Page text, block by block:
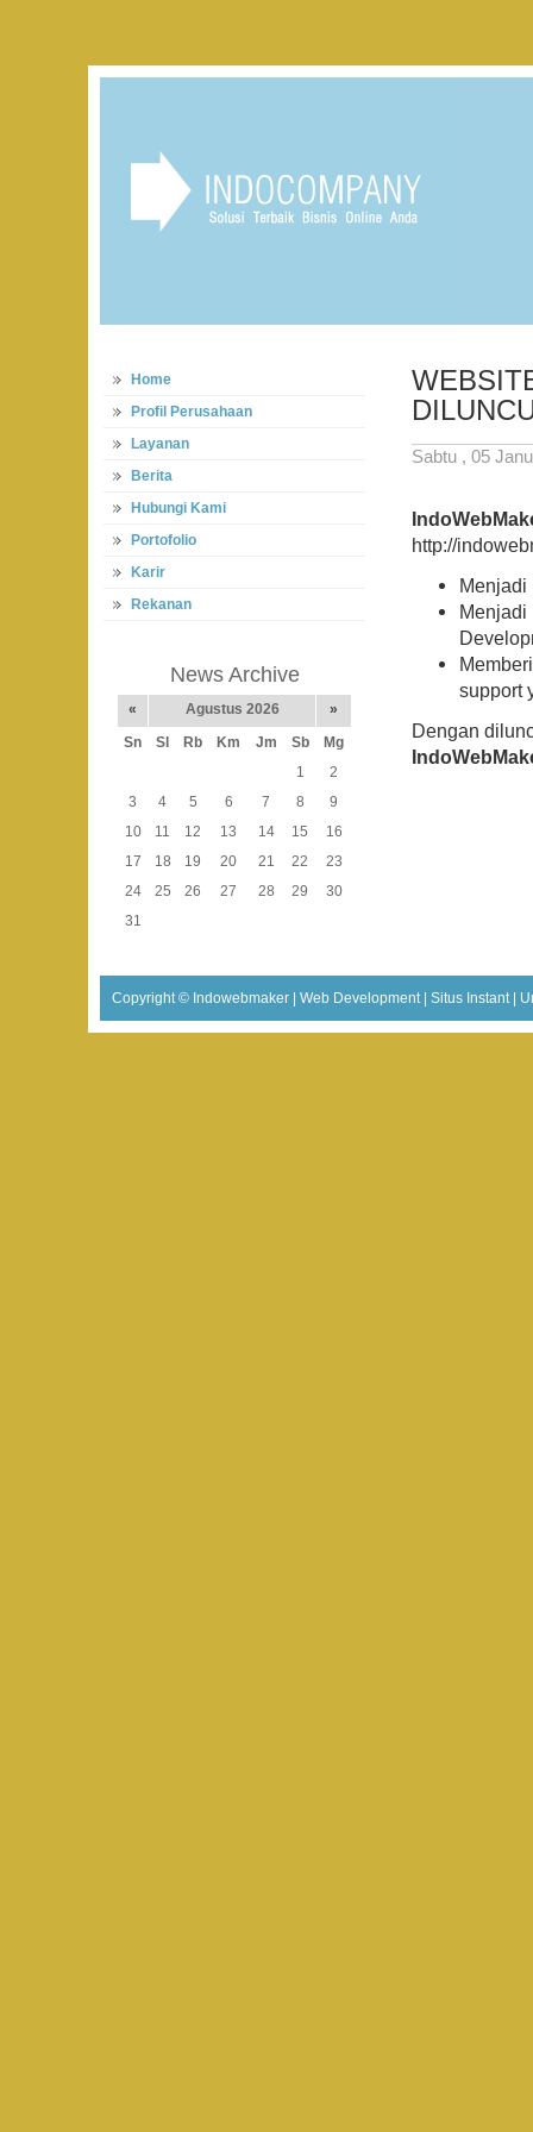
Home
Profil Perusahaan
Layanan
Berita
Hubungi Kami
Portofolio
Karir
Rekanan
News Archive
« Agustus 2026
»
Sn
Sl Rb Km Jm Sb
Mg
1
2
3
4 5 6 7 8
9
10
11 12 13 14 15
16
17
18 19 20 21 22
23
24
25 26 27 28 29
30
31
Sabtu , 05
http://
Menjadi
Menjadi
support
Dengan
Copyright © Indowebmaker | Web Development | Situs Instant |